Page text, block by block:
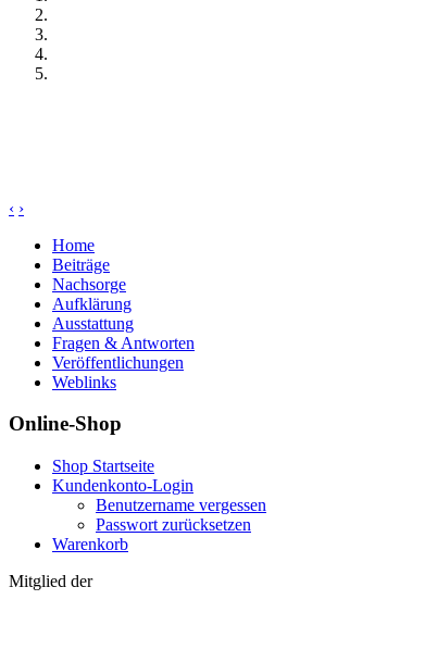
‹ ›
Home
Beiträge
Nachsorge
Aufklärung
Ausstattung
Fragen & Antworten
Veröffentlichungen
Weblinks
Online-Shop
Shop Startseite
Kundenkonto-Login
Benutzername vergessen
Passwort zurücksetzen
Warenkorb
Mitglied der